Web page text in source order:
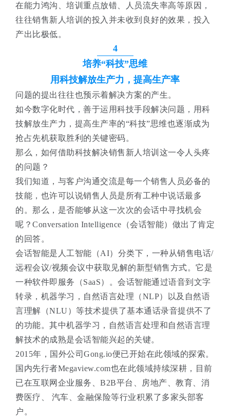
在能力鸿沟、培训重点放错、人员流失率高等原因，
往往销售新人培训的投入并未收到良好的效果，投入
产出比极低。
4
培养“科技”思维
用科技解放生产力，提高生产率
问题的提出往往也预示着解决方案的产生。
如今数字化时代，善于运用科技手段解决问题，用科
技解放生产力，提高生产率的“科技”思维也逐渐成为
抢占先机获取胜利的关键密码。
那么，如何借助科技解决销售新人培训这一令人头疼
的问题？
我们知道，与客户沟通交流是每一个销售人员必备的
技能，也许可以说销售人员是所有工种中说话最多
的。那么，是否能够从这一次次的会话中寻找机会
呢？Conversation Intelligence（会话智能）做出了肯定
的回答。
会话智能是人工智能（AI）分类下，一种从销售电话/
远程会议/视频会议中获取见解的新型销售方式。它是
一种软件即服务（SaaS）。会话智能通过语音到文字
转录，机器学习，自然语言处理（NLP）以及自然语
言理解（NLU）等技术提供了基本通话录音提供不了
的功能。其中机器学习，自然语言处理和自然语言理
解技术的成熟是会话智能兴起的关键。
2015年，国外公司Gong.io便已开始在此领域的探索。
国内先行者Megaview.com也在此领域持续深耕，目前
已在互联网企业服务、B2B平台、房地产、教育、消
费医疗、 汽车、金融保险等行业积累了多家头部客
户。